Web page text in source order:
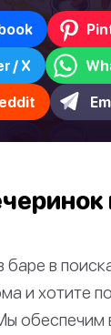
/ X
баре в
и хотите
обеспечим